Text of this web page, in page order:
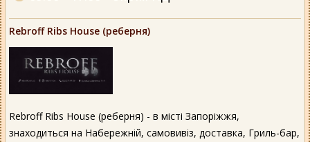
Rebroff Ribs House (реберня)
Rebroff Ribs House (реберня) - в місті Запоріжжя,
знаходиться на Набережній, самовивіз, доставка, Гриль-бар,